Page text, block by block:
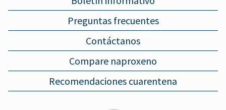
Preguntas frecuentes
Contáctanos
Compare naproxeno
Recomendaciones cuarentena